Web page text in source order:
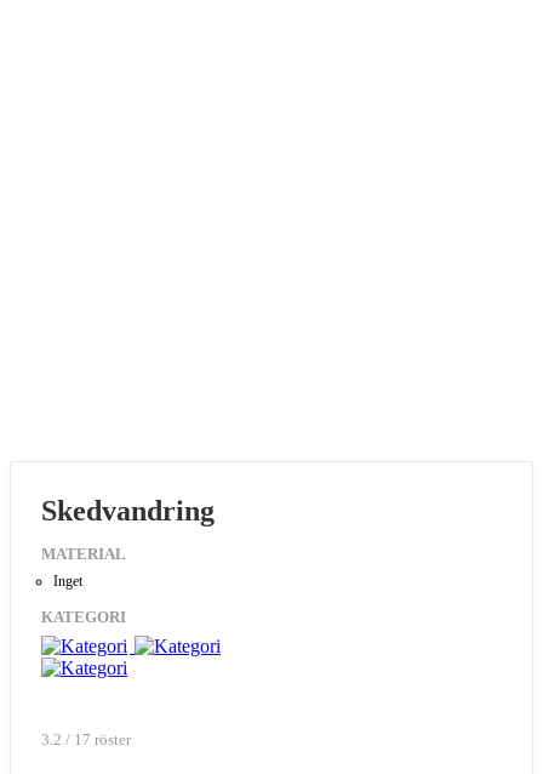
Skedvandring
MATERIAL
Inget
KATEGORI
3.2 / 17 röster